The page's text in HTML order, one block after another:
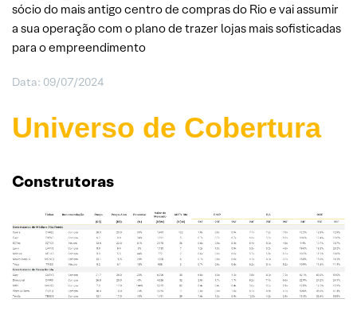
sócio do mais antigo centro de compras do Rio e vai assumir
a sua operação com o plano de trazer lojas mais sofisticadas
para o empreendimento
Data: 09/07/2024
Universo de Cobertura
Construtoras